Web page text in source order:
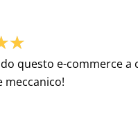
★
questo e-commerce a
meccanico!